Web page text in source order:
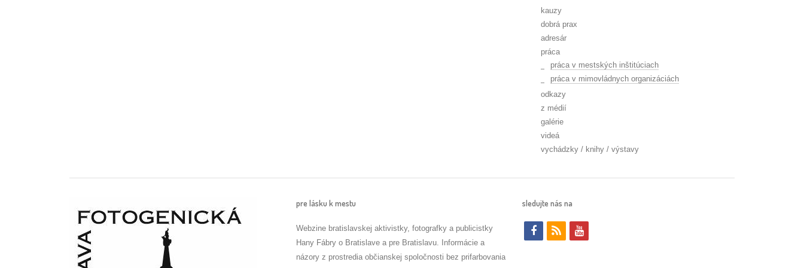
kauzy
dobrá prax
adresár
práca
práca v mestských inštitúciach
práca v mimovládnych organizáciách
odkazy
z médií
galérie
videá
vychádzky / knihy / výstavy
pre lásku k mestu
Webzine bratislavskej aktivistky, fotografky a publicistky
Hany Fábry o Bratislave a pre Bratislavu. Informácie a
názory z prostredia občianskej spoločnosti bez prifarbovania
sledujte nás na
f
r
y